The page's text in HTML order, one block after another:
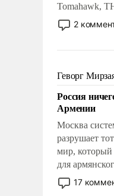
Tomahawk,
США
лет. Даже
Сложившаяся
означает
уязвимости
перед Китаем.
2
Геворг
Россия
Армении
Москва
разрушает
мир,
для
Мир, где политические
прожекты
17